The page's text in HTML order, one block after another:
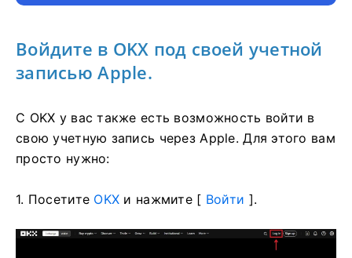
Войдите в OKX под своей учетной
записью Apple.
С OKX у вас также есть возможность войти в
свою учетную запись через Apple. Для этого вам
просто нужно:
1. Посетите OKX и нажмите [ Войти ].